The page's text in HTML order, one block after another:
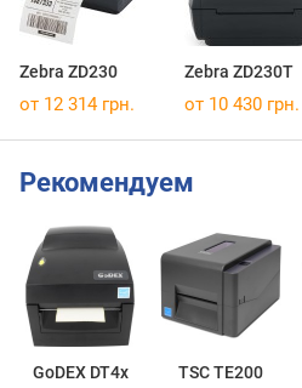
Zebra ZD230 Zebra ZD230T
от 12 314 грн. от 10 430 грн.
Рекомендуем
GoDEX DT4x TSC TE200